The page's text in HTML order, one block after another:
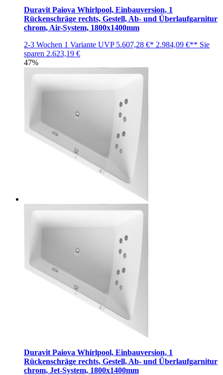
Duravit Paiova Whirlpool, Einbauversion, 1
Rückenschräge rechts, Gestell, Ab- und Überlaufgarnitur
chrom, Air-System, 1800x1400mm
2-3 Wochen 1 Variante UVP 5.607,28 €* 2.984,09 €** Sie
sparen 2.623,19 €
47%
Duravit Paiova Whirlpool, Einbauversion, 1
Rückenschräge rechts, Gestell, Ab- und Überlaufgarnitur
chrom, Jet-System, 1800x1400mm